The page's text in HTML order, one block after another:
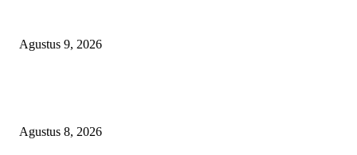
Agustus 9, 2026
Agustus 8, 2026